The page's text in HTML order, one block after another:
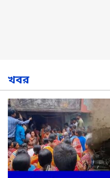
খবর